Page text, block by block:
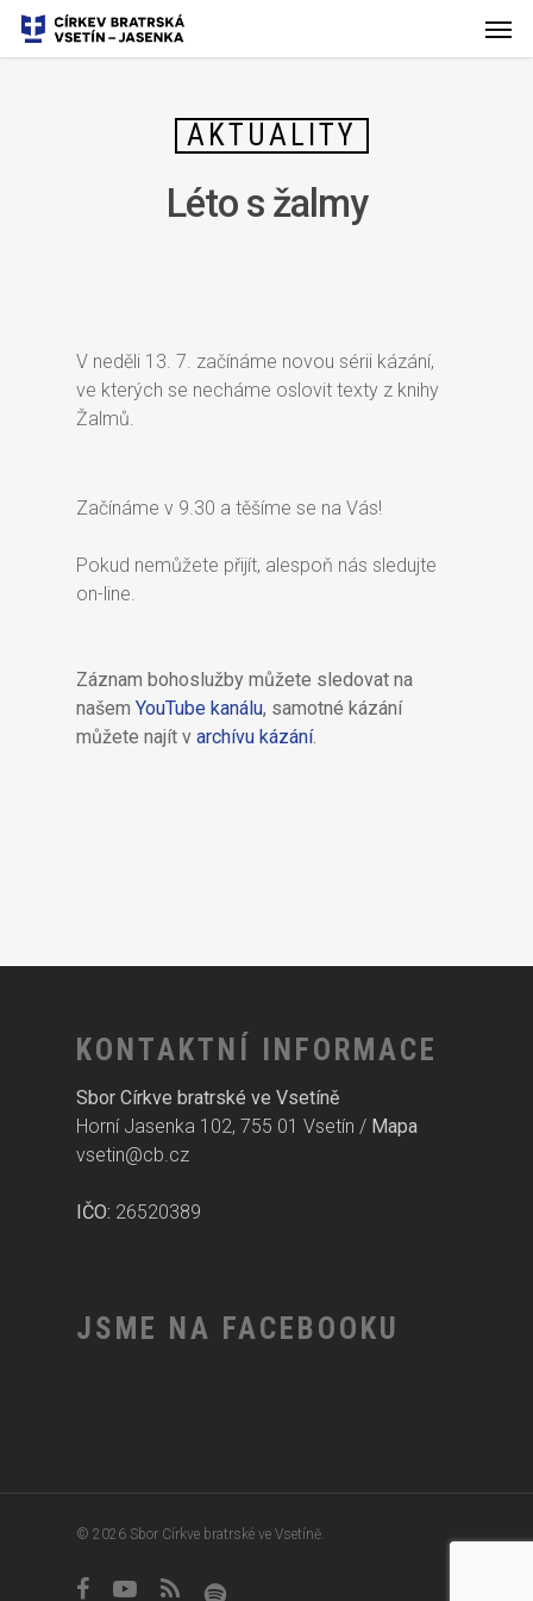
AKTUALITY
Léto s žalmy
V neděli 13. 7. začínáme novou sérii kázání,
ve kterých se necháme oslovit texty z knihy
Žalmů.
Začínáme v 9.30 a těšíme se na Vás!
Pokud nemůžete přijít, alespoň nás sledujte
on-line.
Záznam bohoslužby můžete sledovat na
našemYouTube kanálu, samotné kázání
můžete najít varchívu kázání.
KONTAKTNÍ INFORMACE
Sbor Církve bratrské ve Vsetíně
Horní Jasenka 102, 755 01 Vsetín / Mapa
vsetin@cb.cz
IČO: 26520389
JSME NA FACEBOOKU
© 2026 Sbor Církve bratrské ve Vsetíně.